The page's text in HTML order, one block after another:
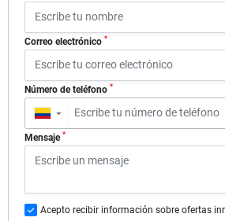
Correo electrónico *
Número de teléfono *
▼
Mensaje *
Acepto recibir información sobre ofertas